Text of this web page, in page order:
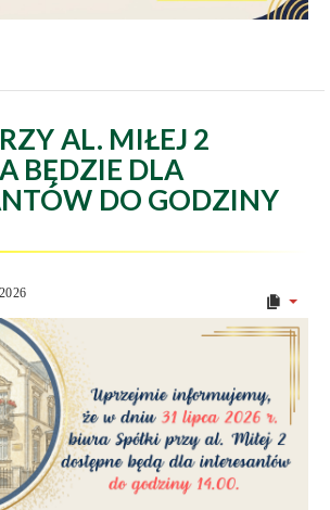
AL. MIŁEJ 2
BĘDZIE DLA
DO GODZINY